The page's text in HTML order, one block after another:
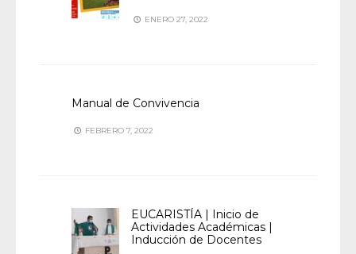
ENERO 27, 2022
Manual de Convivencia
FEBRERO 7, 2022
EUCARISTÍA | Inicio de
Actividades Académicas |
Inducción de Docentes